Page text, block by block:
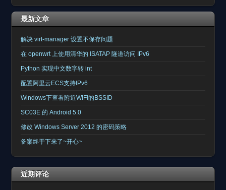
最新文章
解决 virt-manager 设置不保存问题
在 openwrt 上使用清华的 ISATAP 隧道访问 IPv6
Python 实现中文数字转 int
配置阿里云ECS支持IPv6
Windows下查看附近WIFI的BSSID
SC03E 的 Android 5.0
修改 Windows Server 2012 的密码策略
备案终于下来了~开心~
近期评论